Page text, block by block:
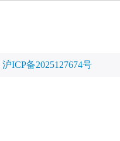
沪ICP备2025127674号